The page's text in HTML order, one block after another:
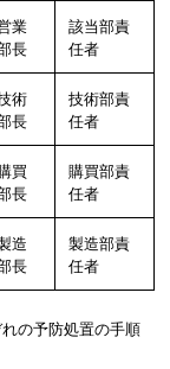
業
長
該当部責
任者
術
長
技術部責
任者
買
長
購買部責
任者
造
長
製造部責
任者
の予防処置の手順